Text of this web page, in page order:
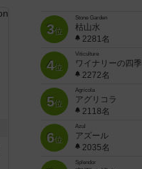
3位
Stone Garden
枯山水
2281名
4位
Viticulture
ワイナリーの四季
2272名
5位
Agricola
アグリコラ
2118名
6位
Azul
アズール
2035名
Splendor